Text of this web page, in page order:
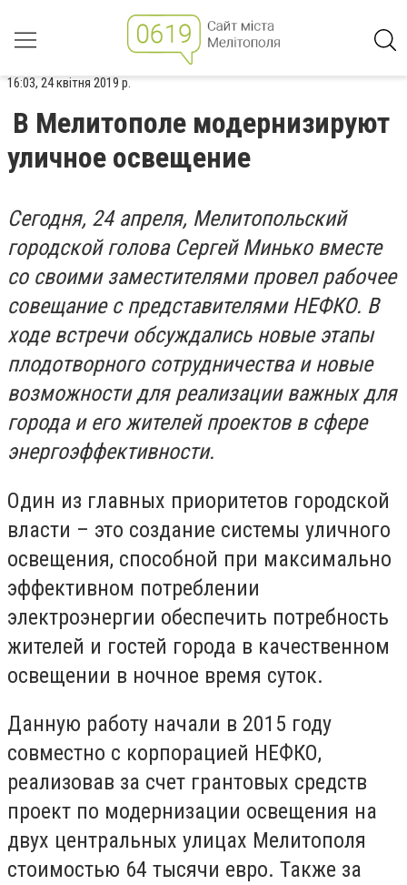
16:03, 24 квітня 2019 р.
В Мелитополе модернизируют
уличное освещение
Сегодня, 24 апреля, Мелитопольский
городской голова Сергей Минько вместе
со своими заместителями провел рабочее
совещание с представителями НЕФКО. В
ходе встречи обсуждались новые этапы
плодотворного сотрудничества и новые
возможности для реализации важных для
города и его жителей проектов в сфере
энергоэффективности.
Один из главных приоритетов городской
власти – это создание системы уличного
освещения, способной при максимально
эффективном потреблении
электроэнергии обеспечить потребность
жителей и гостей города в качественном
освещении в ночное время суток.
Данную работу начали в 2015 году
совместно с корпорацией НЕФКО,
реализовав за счет грантовых средств
проект по модернизации освещения на
двух центральных улицах Мелитополя
стоимостью 64 тысячи евро. Также за